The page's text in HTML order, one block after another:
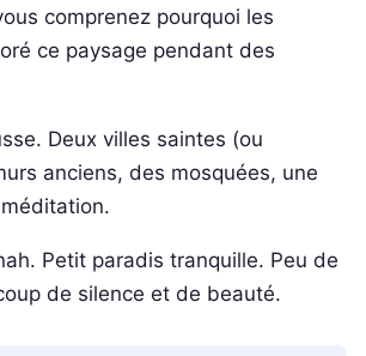
comprenez pourquoi les
ce paysage pendant des
Deux villes saintes (ou
anciens, des mosquées, une
Petit paradis tranquille. Peu de
de silence et de beauté.